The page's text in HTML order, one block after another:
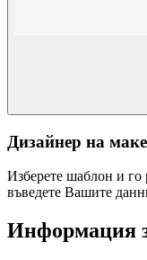
Дизайнер на
Изберете шаблон и го
въведете Вашите
Информация